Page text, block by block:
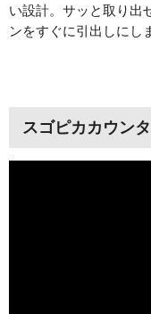
い設計。サッと取り出
ンをすぐに引出しにし
スゴピカカウン